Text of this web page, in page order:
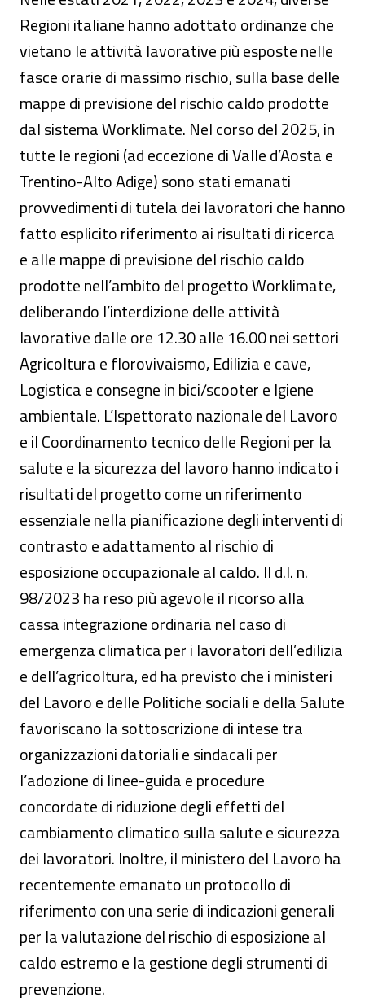
Regioni italiane hanno adottato ordinanze che
vietano le attività lavorative più esposte nelle
fasce orarie di massimo rischio, sulla base delle
mappe di previsione del rischio caldo prodotte
dal sistema Worklimate. Nel corso del 2025, in
tutte le regioni (ad eccezione di Valle d’Aosta e
Trentino-Alto Adige) sono stati emanati
provvedimenti di tutela dei lavoratori che hanno
fatto esplicito riferimento ai risultati di ricerca
e alle mappe di previsione del rischio caldo
prodotte nell’ambito del progetto Worklimate,
deliberando l’interdizione delle attività
lavorative dalle ore 12.30 alle 16.00 nei settori
Agricoltura e florovivaismo, Edilizia e cave,
Logistica e consegne in bici/scooter e Igiene
ambientale. L’Ispettorato nazionale del Lavoro
e il Coordinamento tecnico delle Regioni per la
salute e la sicurezza del lavoro hanno indicato i
risultati del progetto come un riferimento
essenziale nella pianificazione degli interventi di
contrasto e adattamento al rischio di
esposizione occupazionale al caldo. Il d.l. n.
98/2023 ha reso più agevole il ricorso alla
cassa integrazione ordinaria nel caso di
emergenza climatica per i lavoratori dell’edilizia
e dell’agricoltura, ed ha previsto che i ministeri
del Lavoro e delle Politiche sociali e della Salute
favoriscano la sottoscrizione di intese tra
organizzazioni datoriali e sindacali per
l’adozione di linee-guida e procedure
concordate di riduzione degli effetti del
cambiamento climatico sulla salute e sicurezza
dei lavoratori. Inoltre, il ministero del Lavoro ha
recentemente emanato un protocollo di
riferimento con una serie di indicazioni generali
per la valutazione del rischio di esposizione al
caldo estremo e la gestione degli strumenti di
prevenzione.